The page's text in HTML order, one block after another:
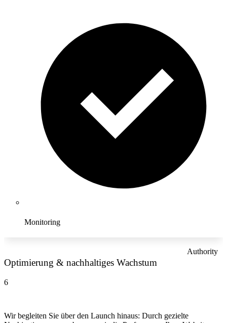
Monitoring
Authority
Optimierung & nachhaltiges Wachstum
6
Wir begleiten Sie über den Launch hinaus: Durch gezielte